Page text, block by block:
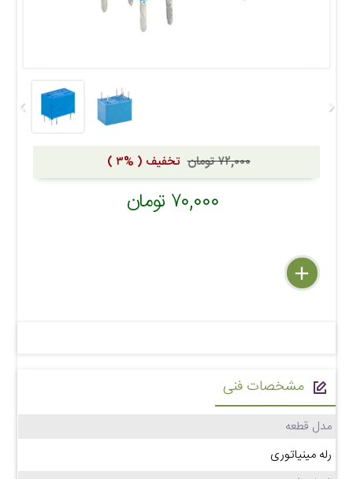
۷۲,۰۰۰ تومان تخفیف ( %۳ )
۷۰,۰۰۰ تومان
delete
remove
add
مشخصات فنی
مدل قطعه
رله مینیاتوری